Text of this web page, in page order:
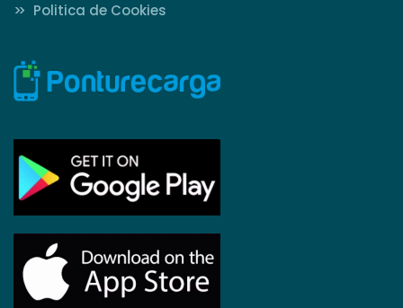
>>
Politica de Cookies